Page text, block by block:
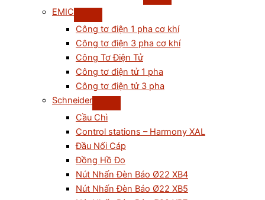
EMIC
Công tơ điện 1 pha cơ khí
Công tơ điện 3 pha cơ khí
Công Tơ Điện Tử
Công tơ điện tử 1 pha
Công tơ điện tử 3 pha
Schneider
Cầu Chì
Control stations – Harmony XAL
Đầu Nối Cáp
Đồng Hồ Đo
Nút Nhấn Đèn Báo Ø22 XB4
Nút Nhấn Đèn Báo Ø22 XB5